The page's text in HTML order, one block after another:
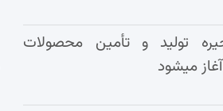
تولید و تأمین محصولات
میشود